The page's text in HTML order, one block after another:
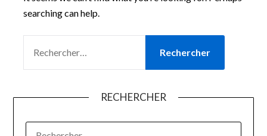
searching can help.
RECHERCHER